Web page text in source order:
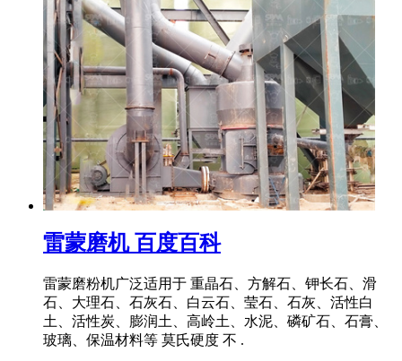
雷蒙磨机 百度百科
雷蒙磨粉机广泛适用于 重晶石、方解石、钾长石、滑
石、大理石、石灰石、白云石、莹石、石灰、活性白
土、活性炭、膨润土、高岭土、水泥、磷矿石、石膏、
玻璃、保温材料等 莫氏硬度 不 .